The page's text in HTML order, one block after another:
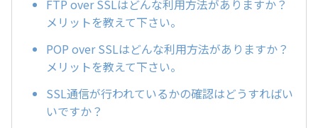
FTP over SSLはどんな利用方法がありますか？
メリットを教えて下さい。
POP over SSLはどんな利用方法がありますか？
メリットを教えて下さい。
SSL通信が行われているかの確認はどうすればい
いですか？